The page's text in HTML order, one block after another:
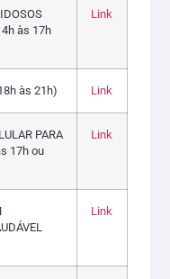
às 17h
Link
às 21h) Link
PARA
17h ou
Link
Link